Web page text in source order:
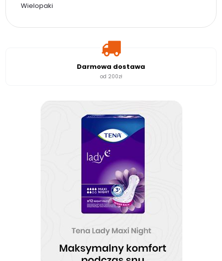
Wielopaki
Darmowa dostawa
od 200zł